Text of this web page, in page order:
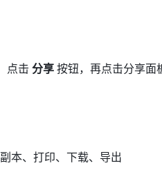
点击 分享 按钮，再点击分享面
本、打印、下载、导出